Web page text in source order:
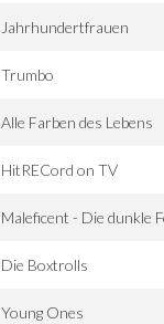
Jahrhundertfrauen
Trumbo
Alle Farben des Lebens
HitRECord on TV
Maleficent - Die dunkle
Die Boxtrolls
Young Ones